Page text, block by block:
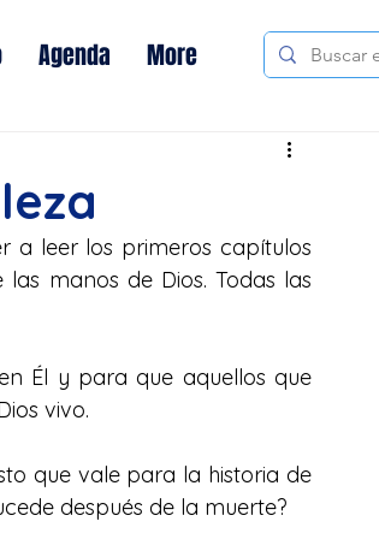
Agenda More
a leer los primeros capítulos
manos de Dios. Todas las
Él y para que aquellos que
vivo.
que vale para la historia de
después de la muerte?